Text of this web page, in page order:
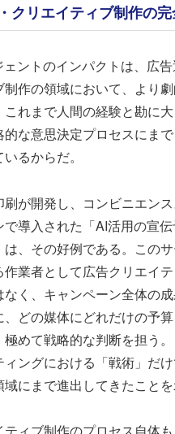
クリエイティブ制作の
ントのインパクトは、広
制作の領域において、より
これまで人間の経験と勘に
的な意思決定プロセスにま
るからだ。
刷が開発し、コンビニエン
で導入された「AI活用の宣
は、その好例である。この
作業者として広告クリエイ
なく、キャンペーン全体の
、どの媒体にどれだけの予
極めて戦略的な判断を担う
ィングにおける「戦術」だ
にまで進出してきたことを